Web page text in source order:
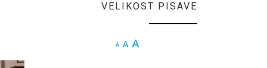
VELIKOST PISAVE
A Decrease font size.
A Reset font size.
A